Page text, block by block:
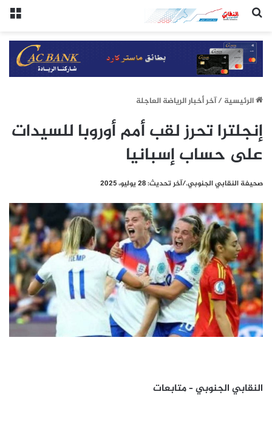
(النقابي الجنوبي:/خاص.)
الرئيسيِة/آخر أخبار الرياضة العاجلة
إنجلترا تحرز لقب أمم أوروبا للسيدات
على حساب إسبانيا
صحيفة النقابي الجنوبي./آخر تحديث: 28 يوليو، 2025
النقابي الجنوبي – متابعات